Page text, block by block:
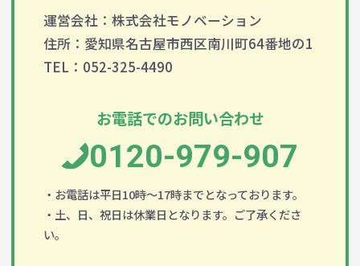
運営会社：株式会社モノベーション
住所：愛知県名古屋市西区南川町64番地の1
TEL：052-325-4490
お電話でのお問い合わせ
0120-979-907
・お電話は平日10時～17時までとなっております。
・土、日、祝日は休業日となります。ご了承くださ
い。